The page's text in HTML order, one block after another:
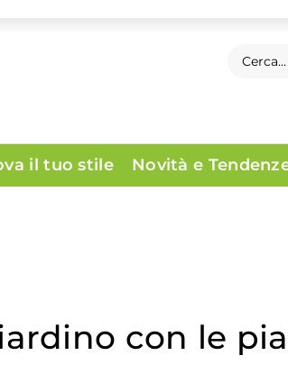
il tuo stile Novità e
con le